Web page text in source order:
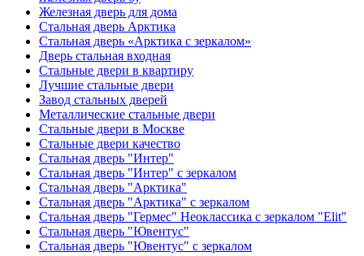
Железная дверь для дома
Стальная дверь Арктика
Стальная дверь «Арктика с зеркалом»
Дверь стальная входная
Стальные двери в квартиру
Лучшие стальные двери
Завод стальных дверей
Металлические стальные двери
Стальные двери в Москве
Стальные двери качество
Стальная дверь "Интер"
Стальная дверь "Интер" с зеркалом
Стальная дверь "Арктика"
Стальная дверь "Арктика" с зеркалом
Стальная дверь "Гермес" Неоклассика с зеркалом "Elit"
Стальная дверь "Ювентус"
Стальная дверь "Ювентус" с зеркалом